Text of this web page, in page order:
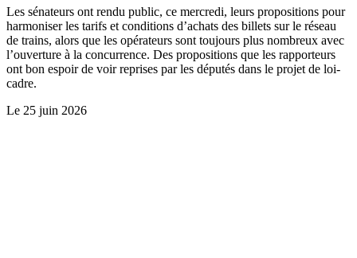
Les sénateurs ont rendu public, ce mercredi, leurs propositions pour
harmoniser les tarifs et conditions d’achats des billets sur le réseau
de trains, alors que les opérateurs sont toujours plus nombreux avec
l’ouverture à la concurrence. Des propositions que les rapporteurs
ont bon espoir de voir reprises par les députés dans le projet de loi-
cadre.
Le 25 juin 2026